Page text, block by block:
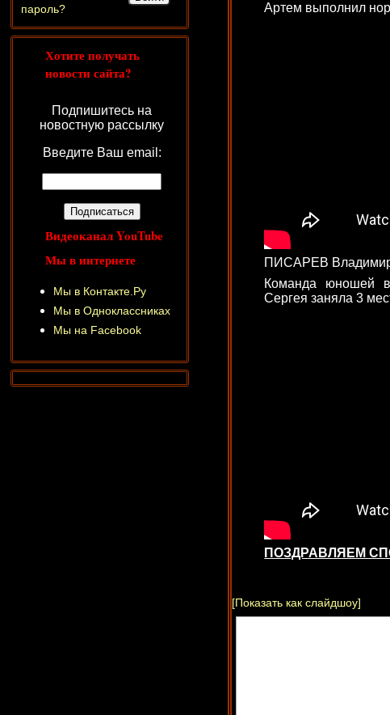
Артем выполнил
ПИСАРЕВ Владимир
Команда юношей
Сергея заняла 3
ПОЗДРАВЛЯЕМ
[Показать как слайдшоу]
пароль?
Хотите получать
новости сайта?
Подпишитесь на
новостную рассылку
Введите Ваш email:
Видеоканал YouTube
Мы в интернете
Мы в Контакте.Ру
Мы в Одноклассниках
Мы на Facebook